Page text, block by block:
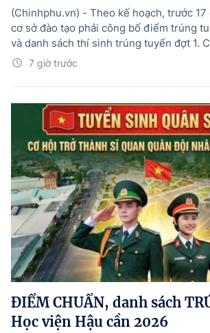
7 giờ trước
(Chinhphu.vn) - Theo kế hoạch, trước 17
cơ sở đào tạo phải công bố điểm trúng
và danh sách thí sinh trúng tuyển đợt 1.
ĐIỂM CHUẨN, danh sách
Học viện Hậu cần 2026